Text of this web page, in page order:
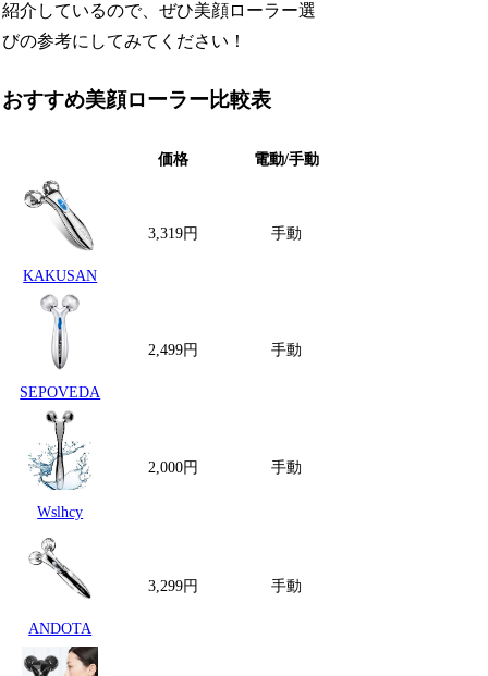
紹介しているので、ぜひ美顔ローラー選
びの参考にしてみてください！
おすすめ美顔ローラー比較表
価格 電動/手動
KAKUSAN
3,319円 手動
SEPOVEDA
2,499円 手動
Wslhcy
2,000円 手動
ANDOTA
3,299円 手動